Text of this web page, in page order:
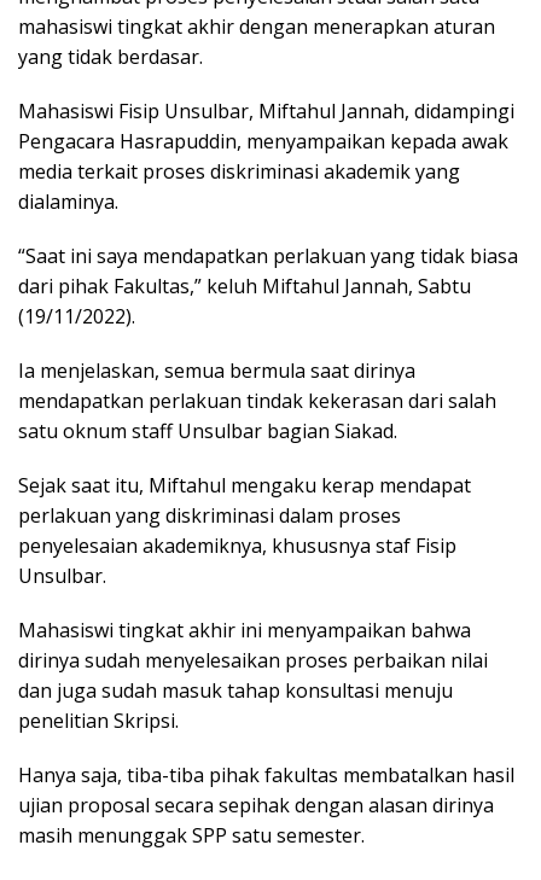
mahasiswi tingkat akhir dengan menerapkan aturan
yang tidak berdasar.
Mahasiswi Fisip Unsulbar, Miftahul Jannah, didampingi
Pengacara Hasrapuddin, menyampaikan kepada awak
media terkait proses diskriminasi akademik yang
dialaminya.
“Saat ini saya mendapatkan perlakuan yang tidak biasa
dari pihak Fakultas,” keluh Miftahul Jannah, Sabtu
(19/11/2022).
Ia menjelaskan, semua bermula saat dirinya
mendapatkan perlakuan tindak kekerasan dari salah
satu oknum staff Unsulbar bagian Siakad.
Sejak saat itu, Miftahul mengaku kerap mendapat
perlakuan yang diskriminasi dalam proses
penyelesaian akademiknya, khususnya staf Fisip
Unsulbar.
Mahasiswi tingkat akhir ini menyampaikan bahwa
dirinya sudah menyelesaikan proses perbaikan nilai
dan juga sudah masuk tahap konsultasi menuju
penelitian Skripsi.
Hanya saja, tiba-tiba pihak fakultas membatalkan hasil
ujian proposal secara sepihak dengan alasan dirinya
masih menunggak SPP satu semester.